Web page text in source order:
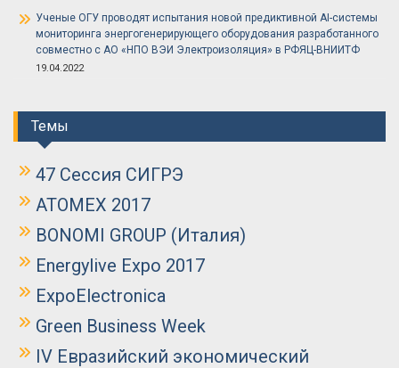
Ученые ОГУ проводят испытания новой предиктивной AI-системы
мониторинга энергогенерирующего оборудования разработанного
совместно с АО «НПО ВЭИ Электроизоляция» в РФЯЦ-ВНИИТФ
19.04.2022
Темы
47 Сессия СИГРЭ
ATOMEX 2017
BONOMI GROUP (Италия)
Energylive Expo 2017
ExpoElectronica
Green Business Week
IV Евразийский экономический